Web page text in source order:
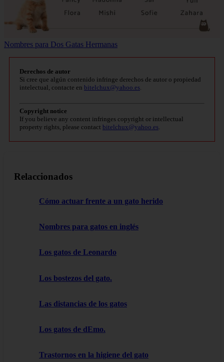
Nombres para Dos Gatas Hermanas
Derechos de autor
Si cree que algún contenido infringe derechos de autor o propiedad
intelectual, contacte en bitelchux@yahoo.es.
Copyright notice
If you believe any content infringes copyright or intellectual
property rights, please contact bitelchux@yahoo.es.
Relaccionados
Cómo actuar frente a un gato herido
Nombres para gatos en inglés
Los gatos de Leonardo
Los bostezos del gato.
Las distancias de los gatos
Los gatos de dEmo.
Trastornos en la higiene del gato